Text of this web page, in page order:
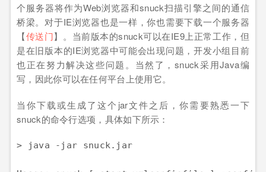
个服务器将作为Web浏览器和snuck扫描引擎之间的通信
桥梁。对于IE浏览器也是一样，你也需要下载一个服务器
【传送门】。当前版本的snuck可以在IE9上正常工作，但
是在旧版本的IE浏览器中可能会出现问题，开发小组目前
也正在努力解决这些问题。当然了，snuck采用Java编
写，因此你可以在任何平台上使用它。
当你下载或生成了这个jar文件之后，你需要熟悉一下
snuck的命令行选项，具体如下所示：
> java -jar snuck.jar